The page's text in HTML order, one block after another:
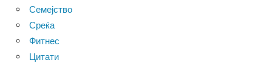
Семејство
Среќа
Фитнес
Цитати